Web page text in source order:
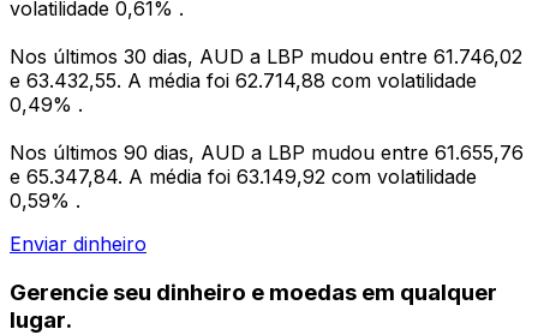
volatilidade 0,61% .
Nos últimos 30 dias, AUD a LBP mudou entre 61.746,02
e 63.432,55. A média foi 62.714,88 com volatilidade
0,49% .
Nos últimos 90 dias, AUD a LBP mudou entre 61.655,76
e 65.347,84. A média foi 63.149,92 com volatilidade
0,59% .
Enviar dinheiro
Gerencie seu dinheiro e moedas em qualquer
lugar.